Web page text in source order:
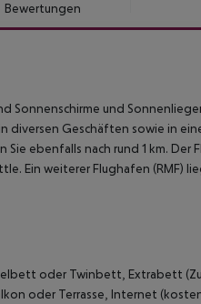
Bewertungen
Sonnenschirme und
diversen Geschäften sowie in
ebenfalls nach rund 1 km. Der
Ein weiterer Flughafen (RMF)
oder Twinbett, Extrabett
oder Terrasse, Internet